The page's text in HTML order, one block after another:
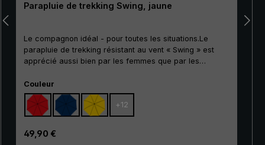
Parapluie de trekking Swing, jaune
Le compagnon idéal - pour toutes les situations.Le
parapluie de trekking résistant au vent « Swing » est
apprécié aussi bien par les femmes que par les
son bon rapport qualité-prix, ce classique convient
particulièrement bien comme modèle d'entrée de
gamme. Ses baleines à 100 % en fibre de verre sont
très flexible et se distinguent par leur excellente
stabilité et leur finition haut de gamme. Grâce à
l'utilisation de matériaux innovants, le « Swing » est en
Sélectionnez
Couleur
+ 12
Prix régulier :
49,90 €